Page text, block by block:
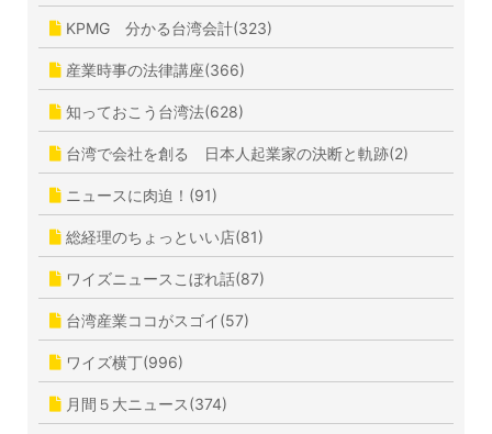
KPMG 分かる台湾会計(323)
産業時事の法律講座(366)
知っておこう台湾法(628)
台湾で会社を創る 日本人起業家の決断と軌跡(2)
ニュースに肉迫！(91)
総経理のちょっといい店(81)
ワイズニュースこぼれ話(87)
台湾産業ココがスゴイ(57)
ワイズ横丁(996)
月間５大ニュース(374)